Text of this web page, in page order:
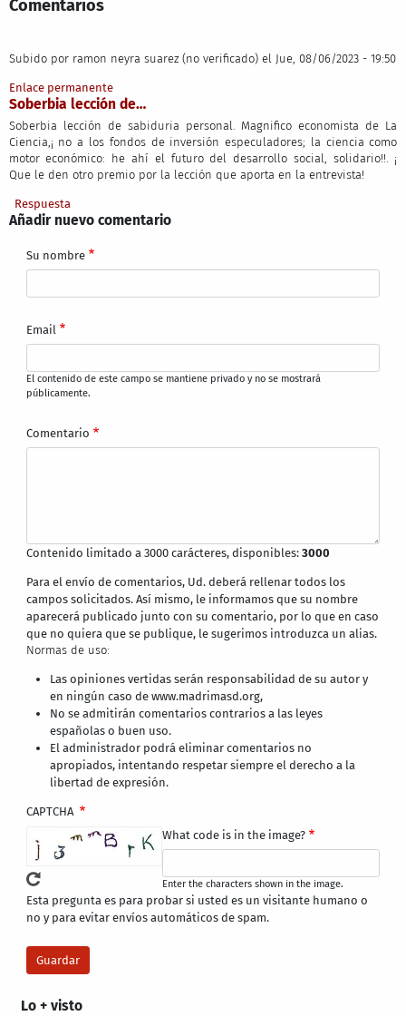
Lo + visto
Comentarios
Subido por ramon neyra suarez (no verificado) el Jue, 08/06/2023 - 19:50
Enlace permanente
Soberbia lección de…
Soberbia lección de sabiduria personal. Magnifico economista de La
Ciencia,¡ no a los fondos de inversión especuladores; la ciencia como
motor económico: he ahí el futuro del desarrollo social, solidario!!. ¡
Que le den otro premio por la lección que aporta en la entrevista!
Respuesta
Añadir nuevo comentario
Su nombre
Email
El contenido de este campo se mantiene privado y no se mostrará
públicamente.
Comentario
Contenido limitado a 3000 carácteres, disponibles:3000
Para el envío de comentarios, Ud. deberá rellenar todos los
campos solicitados. Así mismo, le informamos que su nombre
aparecerá publicado junto con su comentario, por lo que en caso
que no quiera que se publique, le sugerimos introduzca un alias.
Normas de uso:
Las opiniones vertidas serán responsabilidad de su autor y
en ningún caso de www.madrimasd.org,
No se admitirán comentarios contrarios a las leyes
españolas o buen uso.
El administrador podrá eliminar comentarios no
apropiados, intentando respetar siempre el derecho a la
libertad de expresión.
CAPTCHA
What code is in the image?
Enter the characters shown in the image.
Esta pregunta es para probar si usted es un visitante humano o
no y para evitar envíos automáticos de spam.